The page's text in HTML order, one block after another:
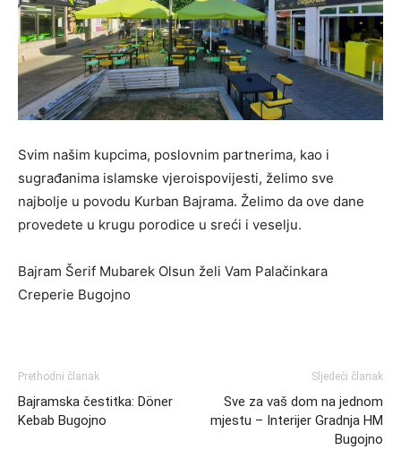
Svim našim kupcima, poslovnim partnerima, kao i
sugrađanima islamske vjeroispovijesti, želimo sve
najbolje u povodu Kurban Bajrama. Želimo da ove dane
provedete u krugu porodice u sreći i veselju.
Bajram Šerif Mubarek Olsun želi Vam Palačinkara
Creperie Bugojno
Prethodni članak
Bajramska čestitka: Döner
Kebab Bugojno
Sljedeći članak
Sve za vaš dom na jednom
mjestu – Interijer Gradnja HM
Bugojno